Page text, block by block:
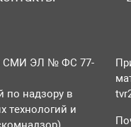
СМИ ЭЛ № ФС 77-
по надзору в
технологий и